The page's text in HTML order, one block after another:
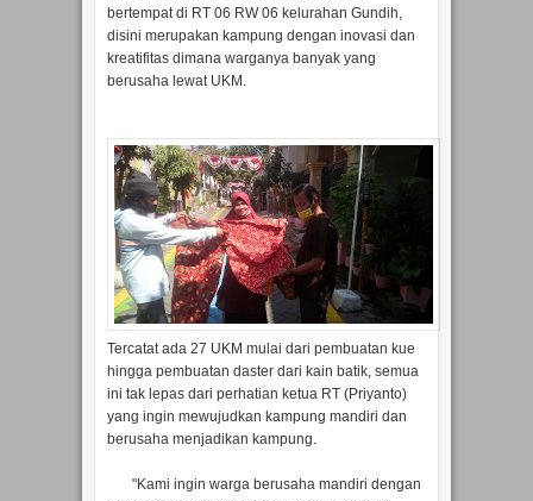
bertempat di RT 06 RW 06 kelurahan Gundih,
disini merupakan kampung dengan inovasi dan
kreatifitas dimana warganya banyak yang
berusaha lewat UKM.
Tercatat ada 27 UKM mulai dari pembuatan kue
hingga pembuatan daster dari kain batik, semua
ini tak lepas dari perhatian ketua RT (Priyanto)
yang ingin mewujudkan kampung mandiri dan
berusaha menjadikan kampung.
"Kami ingin warga berusaha mandiri dengan